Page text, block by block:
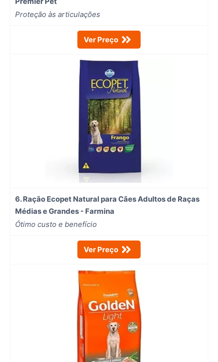
Proteção às articulações
Ver Preço
6. Ração Ecopet Natural para Cães Adultos de Raças
Médias e Grandes - Farmina
Ótimo custo e benefício
Ver Preço